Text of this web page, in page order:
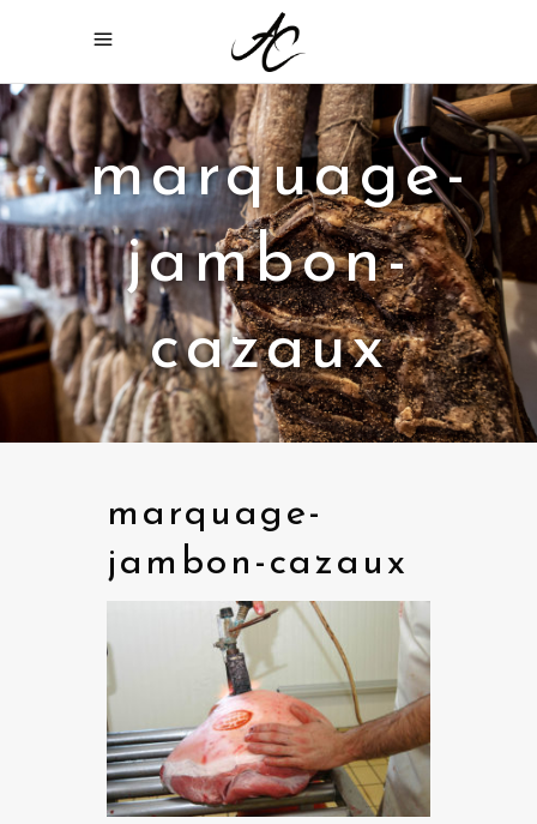
marquage-
jambon-
cazaux
marquage-
jambon-cazaux